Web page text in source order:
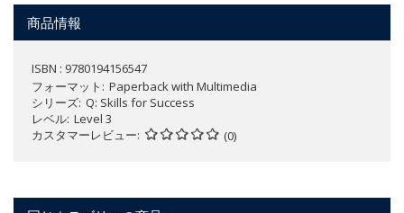
商品情報
ISBN : 9780194156547
フォーマット
Paperback with Multimedia
シリーズ Q: Skills for Success
レベル Level 3
カスタマーレビュー
(0)